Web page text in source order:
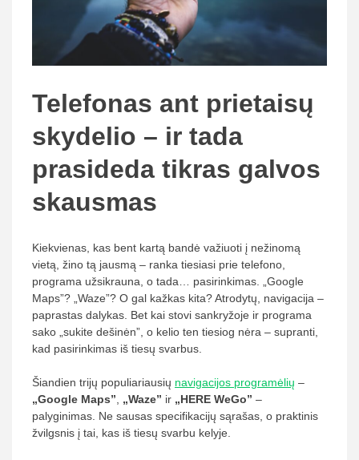
Telefonas ant prietaisų
skydelio – ir tada
prasideda tikras galvos
skausmas
Kiekvienas, kas bent kartą bandė važiuoti į nežinomą
vietą, žino tą jausmą – ranka tiesiasi prie telefono,
programa užsikrauna, o tada… pasirinkimas. „Google
Maps”? „Waze”? O gal kažkas kita? Atrodytų, navigacija –
paprastas dalykas. Bet kai stovi sankryžoje ir programa
sako „sukite dešinėn”, o kelio ten tiesiog nėra – supranti,
kad pasirinkimas iš tiesų svarbus.
Šiandien trijų populiariausių navigacijos programėlių –
„Google Maps”, „Waze” ir „HERE WeGo” –
palyginimas. Ne sausas specifikacijų sąrašas, o praktinis
žvilgsnis į tai, kas iš tiesų svarbu kelyje.